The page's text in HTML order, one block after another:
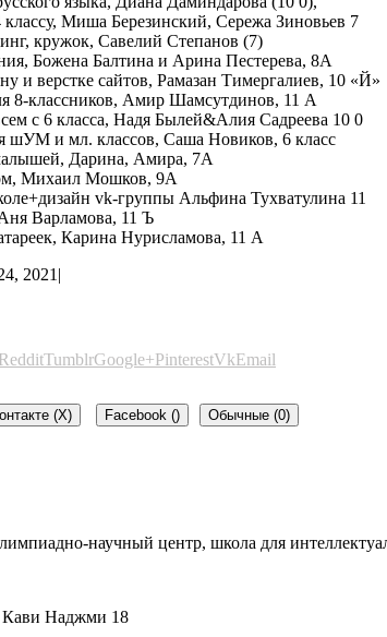
Миша Березинский, Сережа Зиновьев 7
кружок, Савелий Степанов (7)
Божена Балтина и Арина Пестерева, 8А
и верстке сайтов, Рамазан Тимергалиев, 10 «Й»
8-классников, Амир Шамсутдинов, 11 А
с 6 класса, Надя Былей&Алия Садреева 10 0
и мл. классов, Саша Новиков, 6 класс
Дарина, Амира, 7А
Михаил Мошков, 9А
vk-группы Альфина Тухватулина 11
Варламова, 11 Ъ
Карина Нурисламова, 11 А
2021 |
RedditTumblrGoogle+PinterestVkEmail
(X) Facebook () Обычные (0)
научный центр, школа для
Кави Наджми 18